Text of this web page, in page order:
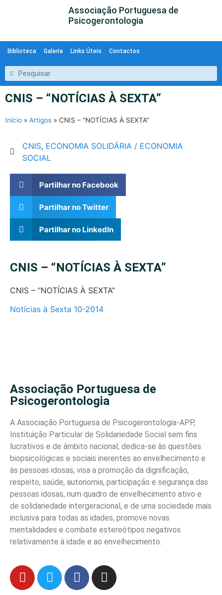
Associação Portuguesa de
Psicogerontologia
Biblioteca Galeria Links Úteis Contactos
CNIS – “NOTÍCIAS À SEXTA”
Início » Artigos » CNIS – “NOTÍCIAS À SEXTA”
CNIS, ECONOMIA SOLIDÁRIA / ECONOMIA
SOCIAL
Partilhar no Facebook
Partilhar no Twitter
Partilhar no LinkedIn
CNIS – “NOTÍCIAS À SEXTA”
CNIS – “NOTÍCIAS À SEXTA”
Notícias à Sexta 10-2014
Associação Portuguesa de
Psicogerontologia
A Associação Portuguesa de Psicogerontologia-APP,
Instituição Particular de Solidariedade Social sem fins
lucrativos e de âmbito nacional, dedica-se às questões
biopsicológicas e sociais inerentes ao envelhecimento e
às pessoas idosas, visa a promoção da dignificação,
respeito, saúde, autonomia, participação e segurança das
pessoas idosas, num quadro de envelhecimento ativo e
de solidariedade intergeracional, e de uma sociedade mais
inclusiva para todas as idades, promove novas
mentalidades e combate estereótipos negativos
relativamente à idade e ao envelhecimento.